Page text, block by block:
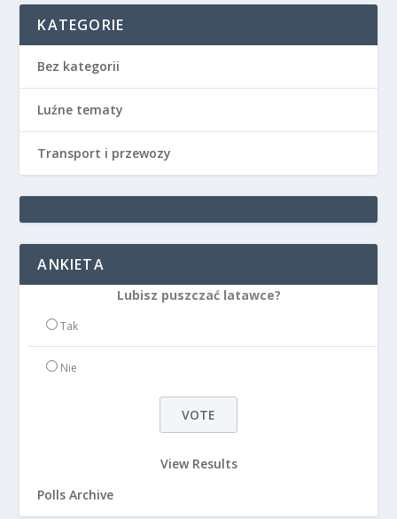
KATEGORIE
Bez kategorii
Luźne tematy
Transport i przewozy
ANKIETA
Lubisz puszczać latawce?
Tak
Nie
View Results
Polls Archive